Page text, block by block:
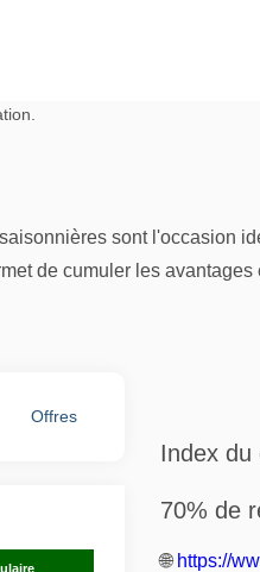
sont l'occasion
de cumuler les
Offres
Index du
70% de
🌐 https://